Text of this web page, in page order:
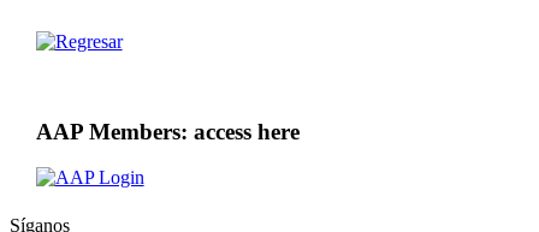
AAP Members: access here
Síganos